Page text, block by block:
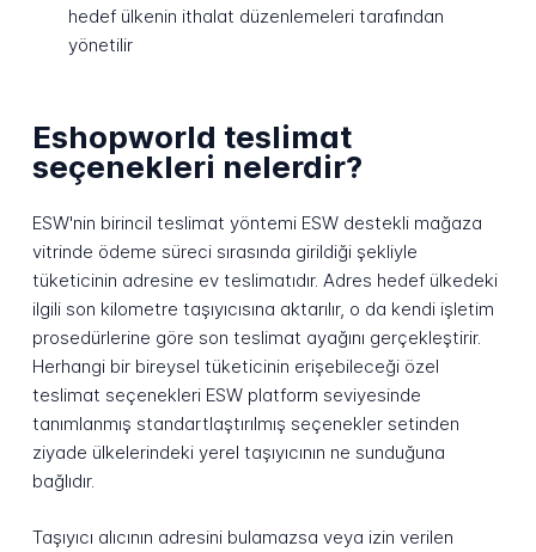
hedef ülkenin ithalat düzenlemeleri tarafından
yönetilir
Eshopworld teslimat
seçenekleri nelerdir?
ESW'nin birincil teslimat yöntemi ESW destekli mağaza
vitrinde ödeme süreci sırasında girildiği şekliyle
tüketicinin adresine ev teslimatıdır. Adres hedef ülkedeki
ilgili son kilometre taşıyıcısına aktarılır, o da kendi işletim
prosedürlerine göre son teslimat ayağını gerçekleştirir.
Herhangi bir bireysel tüketicinin erişebileceği özel
teslimat seçenekleri ESW platform seviyesinde
tanımlanmış standartlaştırılmış seçenekler setinden
ziyade ülkelerindeki yerel taşıyıcının ne sunduğuna
bağlıdır.
Taşıyıcı alıcının adresini bulamazsa veya izin verilen